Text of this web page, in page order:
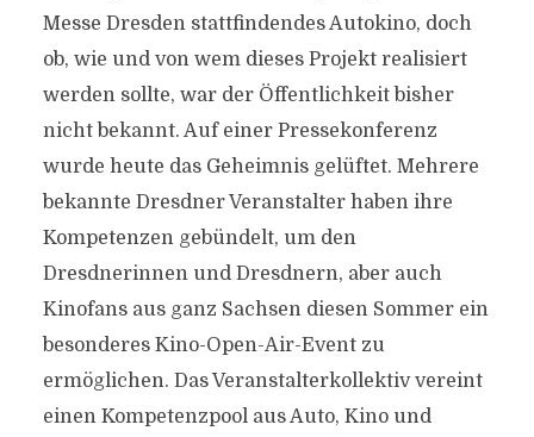
Messe Dresden stattfindendes Autokino, doch
ob, wie und von wem dieses Projekt realisiert
werden sollte, war der Öffentlichkeit bisher
nicht bekannt. Auf einer Pressekonferenz
wurde heute das Geheimnis gelüftet. Mehrere
bekannte Dresdner Veranstalter haben ihre
Kompetenzen gebündelt, um den
Dresdnerinnen und Dresdnern, aber auch
Kinofans aus ganz Sachsen diesen Sommer ein
besonderes Kino-Open-Air-Event zu
ermöglichen. Das Veranstalterkollektiv vereint
einen Kompetenzpool aus Auto, Kino und